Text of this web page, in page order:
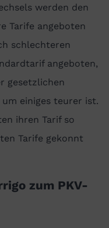
werden den
Tarife angeboten
schlechteren
angeboten,
gesetzlichen
einiges teurer ist.
ihren Tarif so
Tarife gekonnt
zum PKV-